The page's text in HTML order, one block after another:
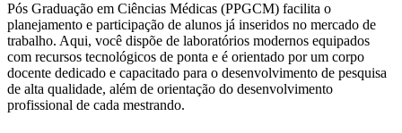
Pós Graduação em Ciências Médicas (PPGCM) facilita o
planejamento e participação de alunos já inseridos no mercado de
trabalho. Aqui, você dispõe de laboratórios modernos equipados
com recursos tecnológicos de ponta e é orientado por um corpo
docente dedicado e capacitado para o desenvolvimento de pesquisa
de alta qualidade, além de orientação do desenvolvimento
profissional de cada mestrando.